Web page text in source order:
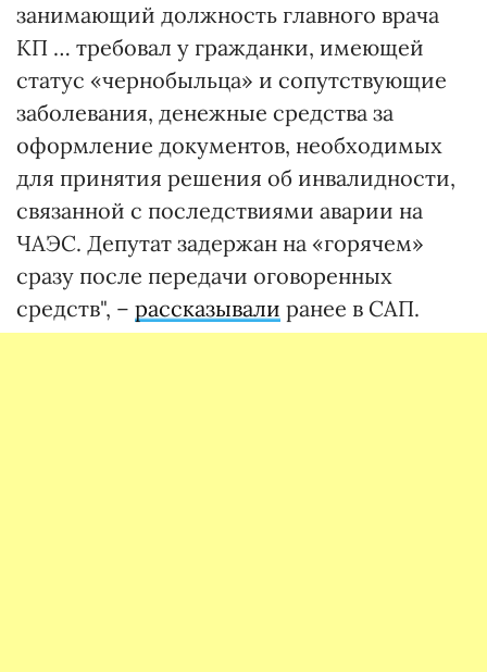
занимающий должность главного врача
КП … требовал у гражданки, имеющей
статус «чернобыльца» и сопутствующие
заболевания, денежные средства за
оформление документов, необходимых
для принятия решения об инвалидности,
связанной с последствиями аварии на
ЧАЭС. Депутат задержан на «горячем»
сразу после передачи оговоренных
средств", – рассказывали ранее в САП.